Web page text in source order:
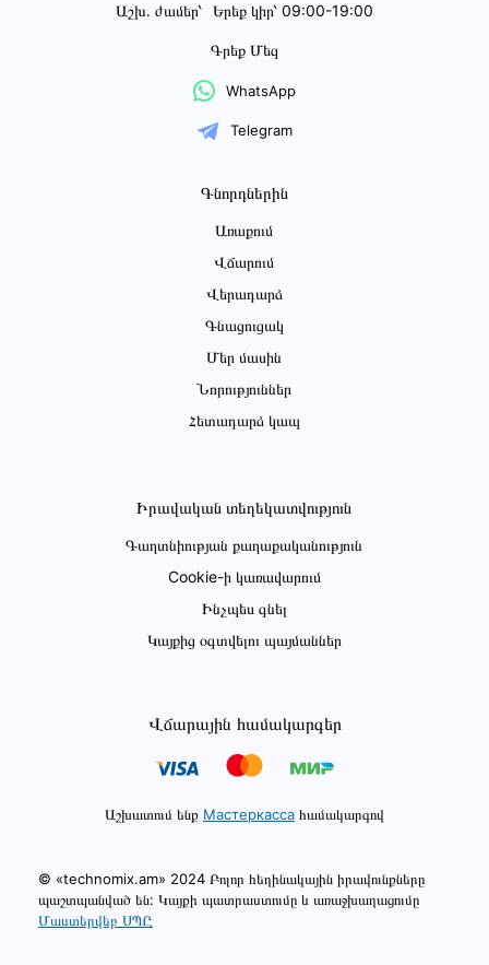
Աշխ․ ժամեր՝ Երեք կիր՝ 09:00-19:00
Գրեք Մեզ
WhatsApp
Telegram
Գնորդներին
Առաքում
Վճարում
Վերադարձ
Գնացուցակ
Մեր մասին
Նորություններ
Հետադարձ կապ
Իրավական տեղեկատվություն
Գաղտնիության քաղաքականություն
Cookie-ի կառավարում
Ինչպես գնել
Կայքից օգտվելու պայմաններ
Վճարային համակարգեր
Աշխատում ենք Мастеркасса համակարգով
© «technomix.am» 2024 Բոլոր հեղինակային իրավունքները
պաշտպանված են: Կայքի պատրաստումը և առաջխաղացումը
Մաստերվեբ ՍՊԸ